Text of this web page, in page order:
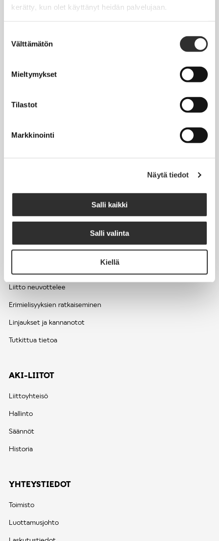
kerätty, kun olet käyttänyt heidän palvelujaan.
valinta
Välttämätön
Mieltymykset
Tilastot
Markkinointi
Näytä tiedot
Salli kaikki
Salli valinta
Kiellä
Työnhaku
KirVESTES 2025-2028, KJTES sekä muut työ- ja
Palkkaus
Työttömyys ja lomautukset
Kesätyöntekijän työehdot ja palkkaus seurakuntien hengellisessä
EDUNVALVONTA
Liitto neuvottelee
Erimielisyyksien ratkaiseminen
Linjaukset ja kannanotot
Tutkittua tietoa
AKI-LIITOT
Liittoyhteisö
Hallinto
Säännöt
Historia
YHTEYSTIEDOT
Toimisto
Luottamusjohto